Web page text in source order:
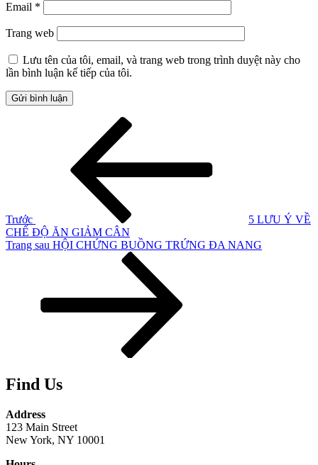
Email *
Trang web
Lưu tên của tôi, email, và trang web trong trình duyệt này cho
lần bình luận kế tiếp của tôi.
Trước
5 LƯU Ý VỀ
CHẾ ĐỘ ĂN GIẢM CÂN
Bài
Trang sau HỘI CHỨNG BUỒNG TRỨNG ĐA NANG
Find Us
Address
123 Main Street
New York, NY 10001